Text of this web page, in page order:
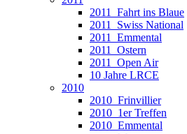
2011_Fahrt ins Blaue
2011_Swiss National
2011_Emmental
2011_Ostern
2011_Open Air
10 Jahre LRCE
2010
2010_Frinvillier
2010_1er Treffen
2010_Emmental